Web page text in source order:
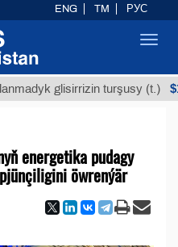
glisirrizin turşusy (t.)
energetika pudagy
öwrenýär
ENG TM РУС